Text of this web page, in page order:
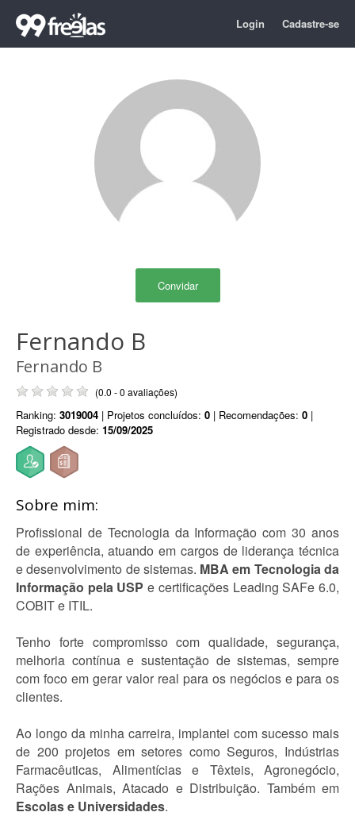
Login Cadastre-se
Convidar
Fernando B
Fernando B
(0.0 - 0 avaliações)
Ranking: 3019004 | Projetos concluídos: 0 | Recomendações: 0 |
Registrado desde: 15/09/2025
Sobre mim:
Profissional de Tecnologia da Informação com 30 anos
de experiência, atuando em cargos de liderança técnica
e desenvolvimento de sistemas. MBA em Tecnologia da
Informação pela USP e certificações Leading SAFe 6.0,
COBIT e ITIL.
Tenho forte compromisso com qualidade, segurança,
melhoria contínua e sustentação de sistemas, sempre
com foco em gerar valor real para os negócios e para os
clientes.
Ao longo da minha carreira, implantei com sucesso mais
de 200 projetos em setores como Seguros, Indústrias
Farmacêuticas, Alimentícias e Têxteis, Agronegócio,
Rações Animais, Atacado e Distribuição. Também em
Escolas e Universidades.